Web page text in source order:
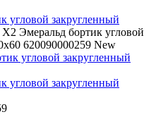
угловой закругленный
Эмеральд бортик угловой
620090000259 New
угловой закругленный